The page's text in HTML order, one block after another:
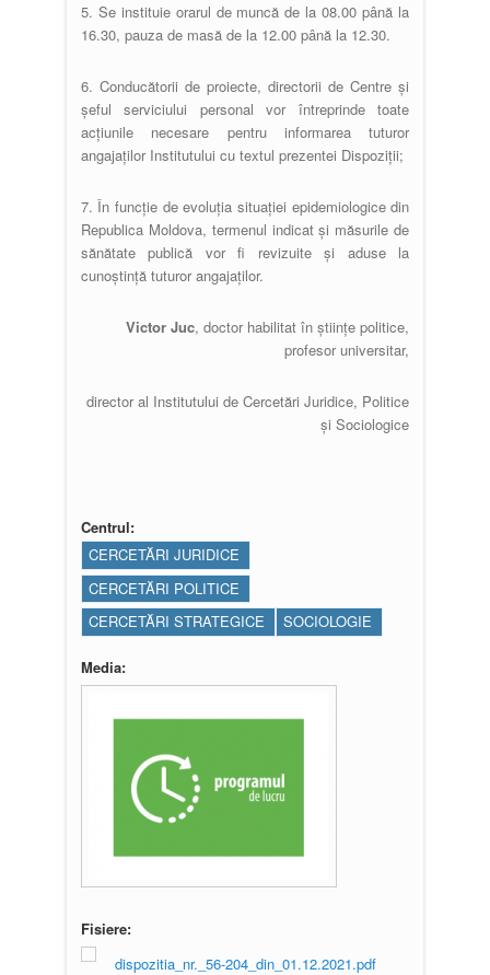
5. Se instituie orarul de muncă de la 08.00 până la
16.30, pauza de masă de la 12.00 până la 12.30.
6. Conducătorii de proiecte, directorii de Centre și
șeful serviciului personal vor întreprinde toate
acțiunile necesare pentru informarea tuturor
angajaților Institutului cu textul prezentei Dispoziții;
7. În funcție de evoluția situației epidemiologice din
Republica Moldova, termenul indicat și măsurile de
sănătate publică vor fi revizuite și aduse la
cunoștință tuturor angajaților.
Victor Juc, doctor habilitat în științe politice,
profesor universitar,
director al Institutului de Cercetări Juridice, Politice
și Sociologice
Centrul:
CERCETĂRI JURIDICE
CERCETĂRI POLITICE
CERCETĂRI STRATEGICE
SOCIOLOGIE
Media:
Fisiere:
dispozitia_nr._56-204_din_01.12.2021.pdf